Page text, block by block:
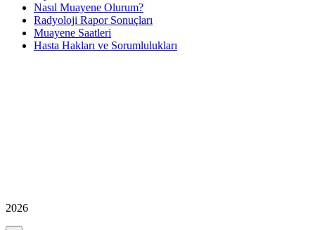
Nasıl Muayene Olurum?
Radyoloji Rapor Sonuçları
Muayene Saatleri
Hasta Hakları ve Sorumlulukları
2026